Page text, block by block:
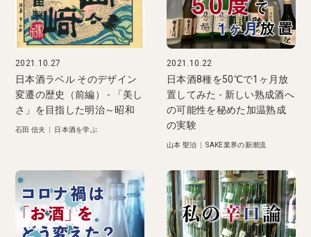
2021.10.27
日本酒ラベル そのデザイン
変遷の歴史（前編） - 「美し
さ」を目指した明治～昭和
石田 信夫 日本酒を学ぶ
2021.10.22
日本酒8種を50℃で1ヶ月放
置してみた - 新しい熟成酒へ
の可能性を秘めた加温熟成
の実験
山本 聖治 |SAKE業界の新潮流